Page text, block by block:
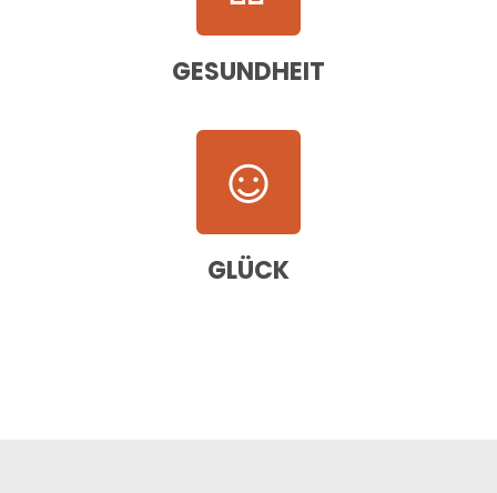
GESUNDHEIT
GLÜCK